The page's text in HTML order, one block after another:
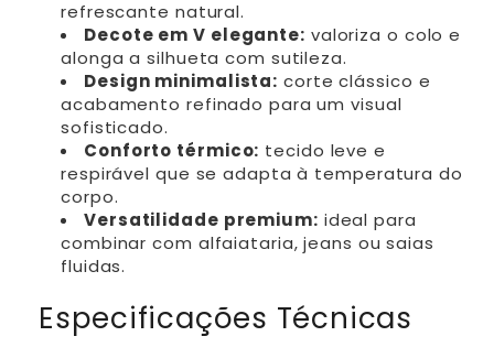
refrescante natural.
Decote em V elegante: valoriza o colo e
alonga a silhueta com sutileza.
Design minimalista: corte clássico e
acabamento refinado para um visual
sofisticado.
Conforto térmico: tecido leve e
respirável que se adapta à temperatura do
corpo.
Versatilidade premium: ideal para
combinar com alfaiataria, jeans ou saias
fluidas.
Especificações Técnicas